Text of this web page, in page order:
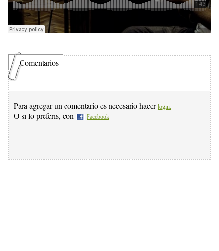
Comentarios
Para agregar un comentario es necesario hacer login.
O si lo preferís, con Facebook